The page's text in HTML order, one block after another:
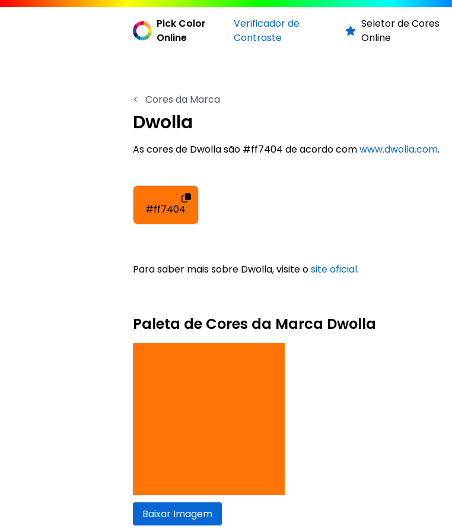
Pick Color
Online
Verificador de
Contraste
Seletor de Cores
Online
< Cores da Marca
Dwolla
As cores de Dwolla são #ff7404 de acordo comwww.dwolla.com.
#ff7404
Para saber mais sobre Dwolla, visite osite oficial.
Paleta de Cores da Marca Dwolla
Baixar Imagem